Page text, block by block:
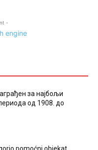
-
за најбољи
од 1908. до
pomoćni objekat